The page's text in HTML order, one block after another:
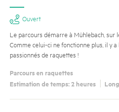
Ouvert
Le parcours démarre à Mühlebach, sur
Comme celui-ci ne fonctionne plus, il y
passionnés de raquettes !
Parcours en raquettes
Estimation de temps: 2 heures